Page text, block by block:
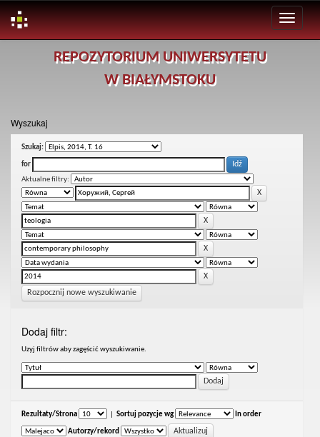
REPOZYTORIUM UNIWERSYTETU
W BIAŁYMSTOKU
Wyszukaj
Szukaj:
for
Aktualne filtry:
Rozpocznij nowe wyszukiwanie
Dodaj filtr:
Uzyj filtrów aby zagęścić wyszukiwanie.
Rezultaty/Strona Sortuj pozycje wg In order
Autorzy/rekord